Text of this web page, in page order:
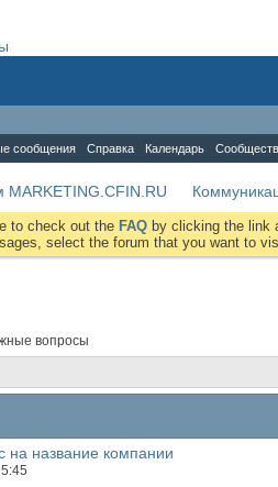
сообщения Справка Календарь
MARKETING.CFIN.RU
to check out the FAQ by clicking the link
select the forum that you want to
вопросы
на название компании